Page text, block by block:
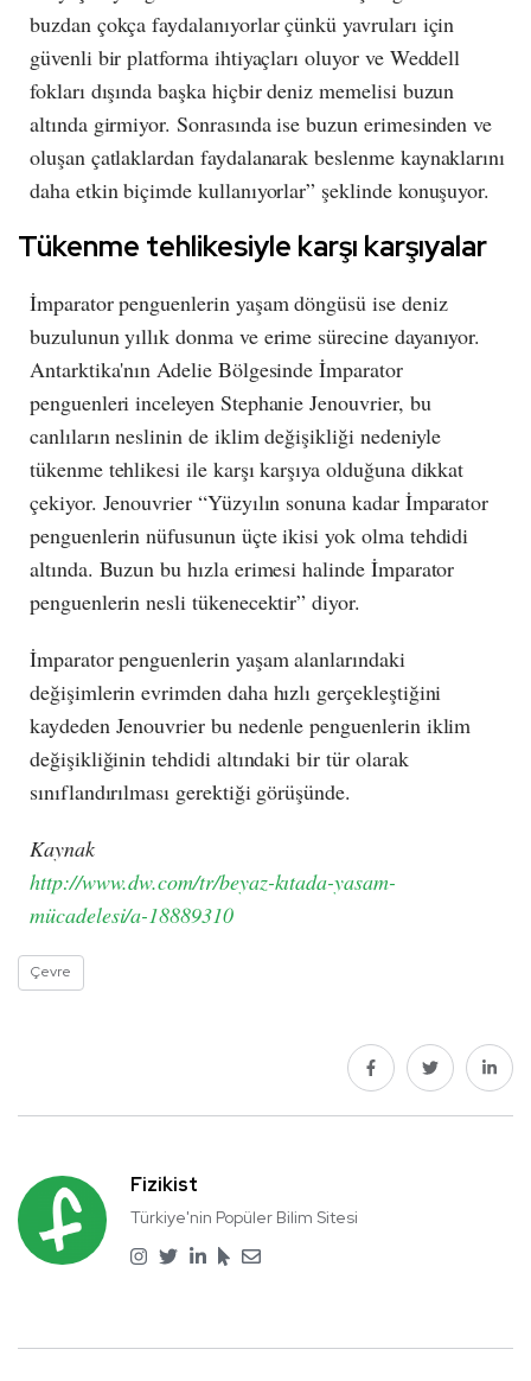
buzdan çokça faydalanıyorlar çünkü yavruları için
güvenli bir platforma ihtiyaçları oluyor ve Weddell
fokları dışında başka hiçbir deniz memelisi buzun
altında girmiyor. Sonrasında ise buzun erimesinden ve
oluşan çatlaklardan faydalanarak beslenme kaynaklarını
daha etkin biçimde kullanıyorlar” şeklinde konuşuyor.
Tükenme tehlikesiyle karşı karşıyalar
İmparator penguenlerin yaşam döngüsü ise deniz
buzulunun yıllık donma ve erime sürecine dayanıyor.
Antarktika'nın Adelie Bölgesinde İmparator
penguenleri inceleyen Stephanie Jenouvrier, bu
canlıların neslinin de iklim değişikliği nedeniyle
tükenme tehlikesi ile karşı karşıya olduğuna dikkat
çekiyor. Jenouvrier “Yüzyılın sonuna kadar İmparator
penguenlerin nüfusunun üçte ikisi yok olma tehdidi
altında. Buzun bu hızla erimesi halinde İmparator
penguenlerin nesli tükenecektir” diyor.
İmparator penguenlerin yaşam alanlarındaki
değişimlerin evrimden daha hızlı gerçekleştiğini
kaydeden Jenouvrier bu nedenle penguenlerin iklim
değişikliğinin tehdidi altındaki bir tür olarak
sınıflandırılması gerektiği görüşünde.
Kaynak
http://www.dw.com/tr/beyaz-kıtada-yasam-
mücadelesi/a-18889310
Çevre
Fizikist
Türkiye'nin Popüler Bilim Sitesi